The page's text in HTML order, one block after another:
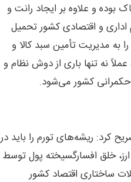
و علاوه بر ایجاد رانت و
و اقتصادی کشور تحمیل
به مدیریت تأمین سبد کالا و
نه تنها باری از دوش نظام و
کشور می‌شود.
کرد: ریشه‌های تورم را باید در
خلق افسارگسیخته پول توسط
ساختاری اقتصاد کشور